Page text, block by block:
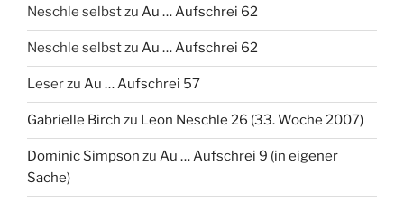
Neschle selbstzu Au … Aufschrei 62
Neschle selbstzu Au … Aufschrei 62
Leserzu Au … Aufschrei 57
Gabrielle Birch zu Leon Neschle 26 (33. Woche 2007)
Dominic Simpson zu Au … Aufschrei 9 (in eigener
Sache)